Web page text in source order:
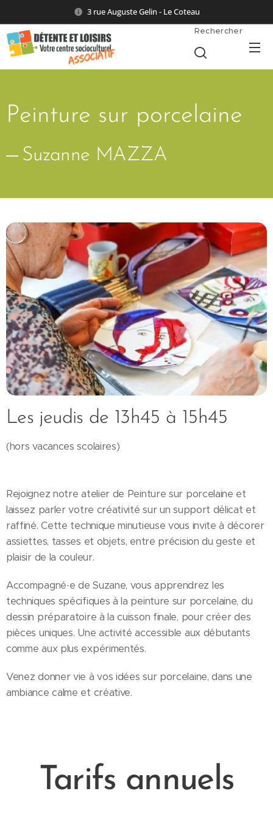
3 rue Auguste Gelin - Le Coteau
Rechercher
Peinture sur porcelaine
Suzanne MAZZA
Les jeudis de 13h45 à 15h45
(hors vacances scolaires)
Rejoignez notre atelier de Peinture sur porcelaine et
laissez parler votre créativité sur un support délicat et
raffiné. Cette technique minutieuse vous invite à décorer
assiettes, tasses et objets, entre précision du geste et
plaisir de la couleur.
Accompagné·e de Suzane, vous apprendrez les
techniques spécifiques à la peinture sur porcelaine, du
dessin préparatoire à la cuisson finale, pour créer des
pièces uniques. Une activité accessible aux débutants
comme aux plus expérimentés.
Venez donner vie à vos idées sur porcelaine, dans une
ambiance calme et créative.
Tarifs annuels